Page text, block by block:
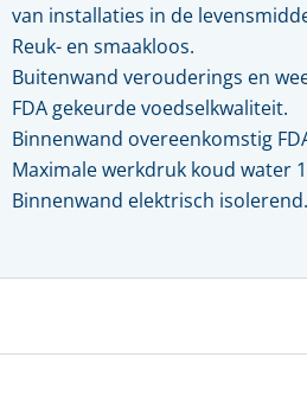
Kijk- en peiltoestellen &
REGELKLEPPEN
KFM regelkleppen
Pre-vent regelkleppen
Tomoe regelkleppen
van installaties in de
Reuk- en smaakloos.
Buitenwand verouderings en
FDA gekeurde voedselkwaliteit.
Binnenwand overeenkomstig
Maximale werkdruk koud water
Binnenwand elektrisch isolerend.